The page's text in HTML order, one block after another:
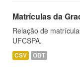
Matrículas da
Relação de
UFCSPA.
CSV ODT